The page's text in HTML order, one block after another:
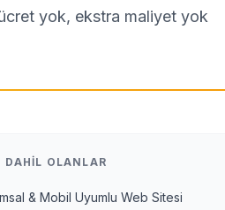
yok, ekstra maliyet yok
DAHIL OLANLAR
& Mobil Uyumlu Web Sitesi